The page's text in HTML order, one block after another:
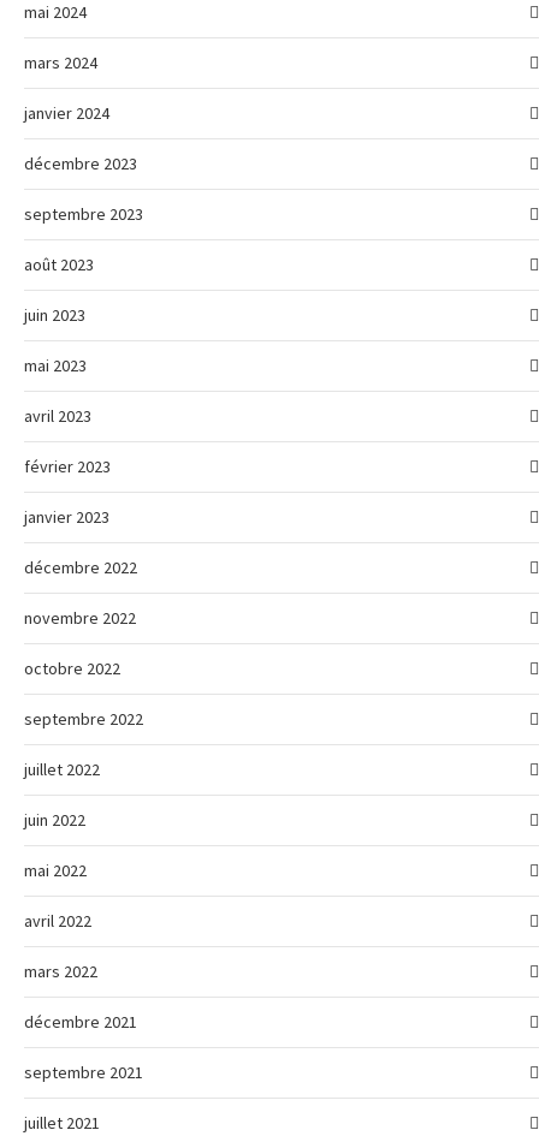
mai 2024
mars 2024
janvier 2024
décembre 2023
septembre 2023
août 2023
juin 2023
mai 2023
avril 2023
février 2023
janvier 2023
décembre 2022
novembre 2022
octobre 2022
septembre 2022
juillet 2022
juin 2022
mai 2022
avril 2022
mars 2022
décembre 2021
septembre 2021
juillet 2021